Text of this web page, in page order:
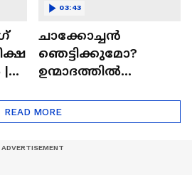
|
ചാക്കോച്ചന്‍
ഞെട്ടിക്കുമോ?
ഉന്മാദത്തിൽ
ന്ത്?| Unmadham
Movie| Kunchacko
03:43
READ MORE